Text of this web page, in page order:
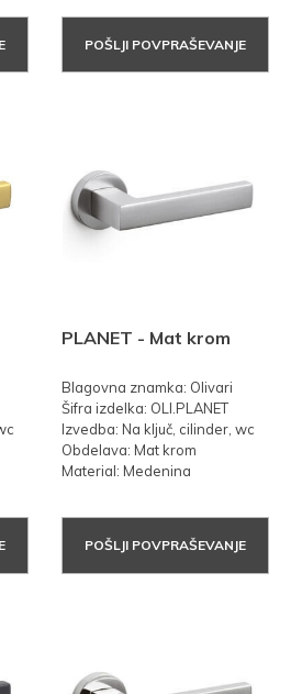
POŠLJI POVPRAŠEVANJE
PLANET - Mat krom
Blagovna znamka: Olivari
Šifra izdelka: OLI.PLANET
Izvedba: Na ključ, cilinder, wc
Obdelava: Mat krom
Material: Medenina
POŠLJI POVPRAŠEVANJE